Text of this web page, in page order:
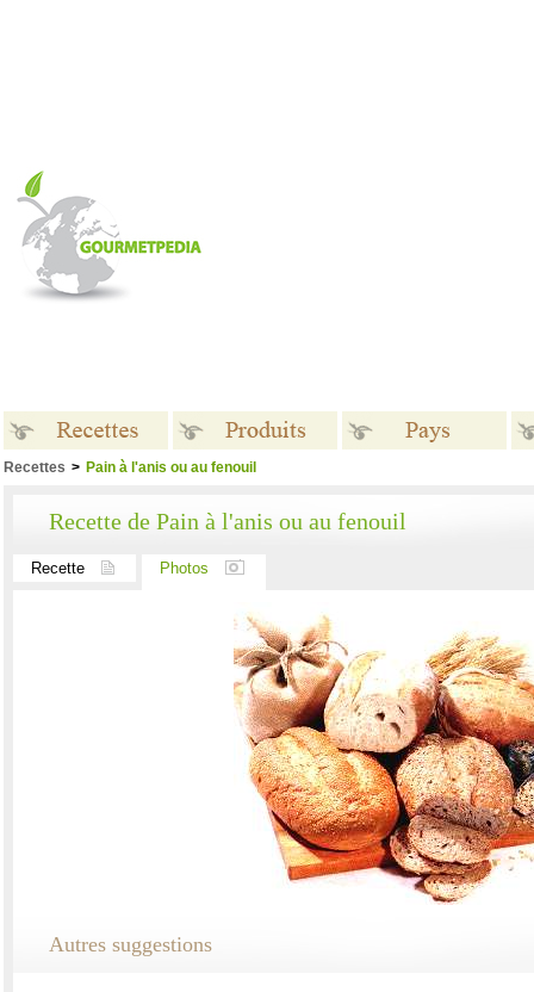
Recettes > Pain à l'anis ou au fenouil
Recette de Pain à l'anis ou au fenouil
Recette Photos
Autres suggestions
Recettes Produits